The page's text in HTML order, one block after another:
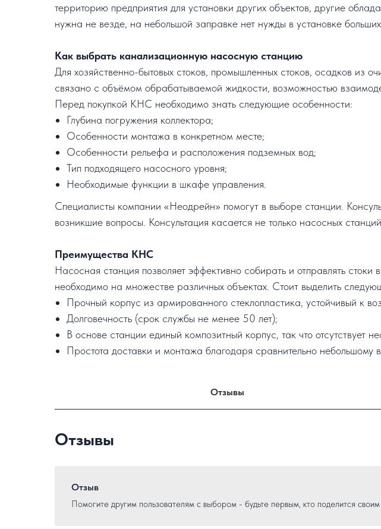
территорию предприятия для установки других объектов, другие
нужна не везде, на небольшой заправке нет нужды в установке
Как выбрать канализационную насосную станцию
Для хозяйственно-бытовых стоков, промышленных стоков, осадков из
связано с объёмом обрабатываемой жидкости, возможностью
Перед покупкой КНС необходимо знать следующие особенности:
Глубина погружения коллектора;
Особенности монтажа в конкретном месте;
Особенности рельефа и расположения подземных вод;
Тип подходящего насосного уровня;
Необходимые функции в шкафе управления.
Специалисты компании «Неодрейн» помогут в выборе станции.
возникшие вопросы. Консультация касается не только насосных
Преимущества КНС
Насосная станция позволяет эффективно собирать и отправлять
необходимо на множестве различных объектах. Стоит выделить
Прочный корпус из армированного стеклопластика, устойчивый к
Долговечность (срок службы не менее 50 лет);
В основе станции единый композитный корпус, так что отсутствует
Простота доставки и монтажа благодаря сравнительно небольшому
Отзывы
Отзывы
Отзыв
Помогите другим пользователям с выбором - будьте первым, кто поделится